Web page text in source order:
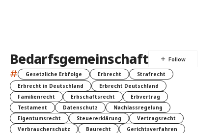
Bedarfsgemeinschaft
# Gesetzliche Erbfolge Erbrecht
Strafrecht
Erbrecht in Deutschland
Erbrecht Deutschland
Familienrecht
Erbschaftsrecht
Erbvertrag
Testament
Datenschutz
Nachlassregelung
Eigentumsrecht
Steuererklärung
Vertragsrecht
Verbraucherschutz
Baurecht
Gerichtsverfahren